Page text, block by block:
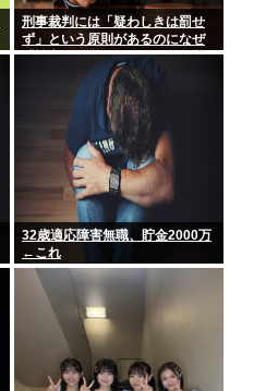
刑事裁判には「疑わしきは罰せ
ず」という原則があるのになぜ
「性交の同意がなかった」とい
う確かめようが無いもので有罪
になるの？
32歳適応障害無職、貯金2000万
←これ